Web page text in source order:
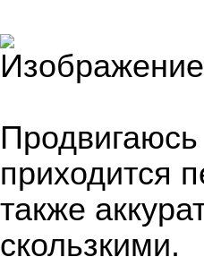
приходится
также
скользкими.